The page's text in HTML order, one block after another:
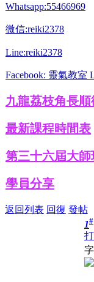
Whatsapp:55466969
微信:reiki2378
Line:reiki2378
Facebook: 靈氣教室
九龍荔枝角長
最新課程時間表
第三十六屆大師
學員分享
返回列表 回復 發帖
1#